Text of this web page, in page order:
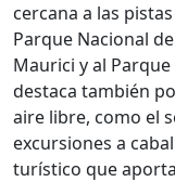
cercana a las
Parque Nacional
Maurici y al
destaca también
aire libre, como el
excursiones a
turístico que